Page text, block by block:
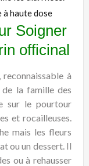
haute dose
Soigner
officinal
à
de la famille des
sur le pourtour
et rocailleuses.
mais les fleurs
ou un dessert. Il
ou à rehausser